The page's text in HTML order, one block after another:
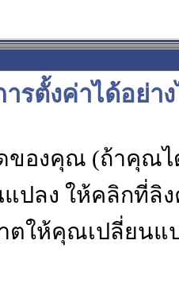
รตั้งค่าได้อย่าง
ของคุณ (ถ้าคุณไ
แปลง ให้คลิกที่ลิ
ตให้คุณเปลี่ยนแ